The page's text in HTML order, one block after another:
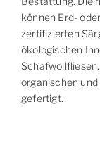
können Erd-
zertifizierten
ökologischen
organischen
gefertigt.